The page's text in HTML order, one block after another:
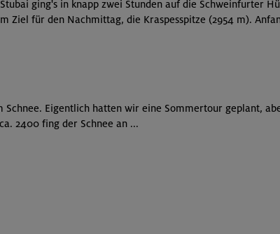
ging's in knapp zwei Stunden auf die Schweinfurter
Ziel für den Nachmittag, die Kraspesspitze (2954 m).
Schnee. Eigentlich hatten wir eine Sommertour geplant,
2400 fing der Schnee an ...